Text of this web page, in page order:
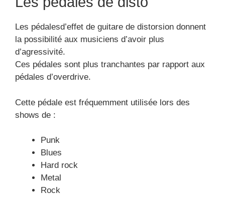
Les pédalesd’effet de guitare de distorsion donnent
la possibilité aux musiciens d’avoir plus
d’agressivité.
Ces pédales sont plus tranchantes par rapport aux
pédales d’overdrive.
Cette pédale est fréquemment utilisée lors des
shows de :
Punk
Blues
Hard rock
Metal
Rock